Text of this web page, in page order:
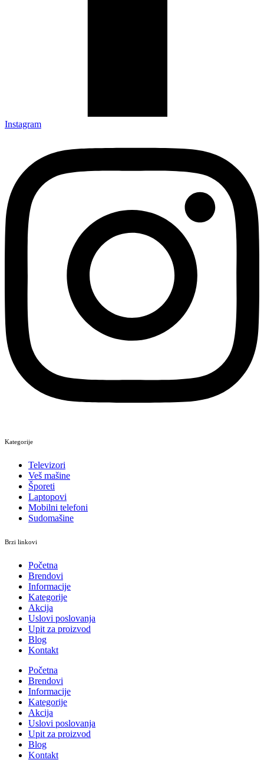
Instagram
Kategorije
Televizori
Veš mašine
Šporeti
Laptopovi
Mobilni telefoni
Sudomašine
Brzi linkovi
Početna
Brendovi
Informacije
Kategorije
Akcija
Uslovi poslovanja
Upit za proizvod
Blog
Kontakt
Početna
Brendovi
Informacije
Kategorije
Akcija
Uslovi poslovanja
Upit za proizvod
Blog
Kontakt